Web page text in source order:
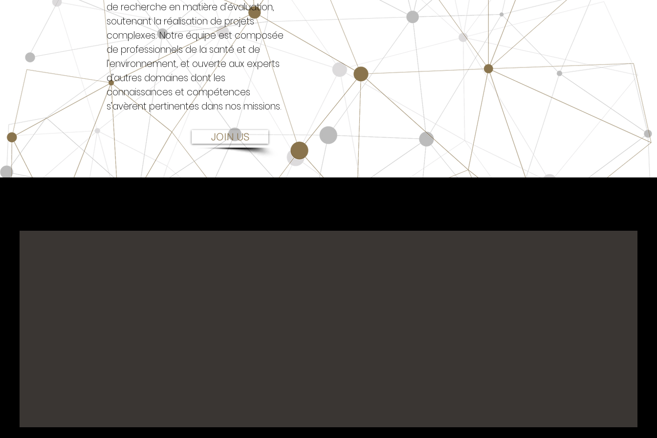
de recherche en matière d’évaluation,
soutenant la réalisation de projets
complexes. Notre équipe est composée
de professionnels de la santé et de
l’environnement, et ouverte aux experts
d’autres domaines dont les
connaissances et compétences
s’avèrent pertinentes dans nos missions.
JOIN US